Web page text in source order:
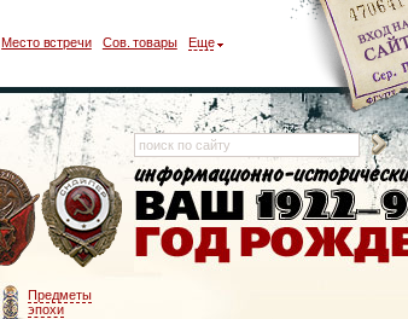
Место встречи Сов. товары Еще
Предметы
эпохи